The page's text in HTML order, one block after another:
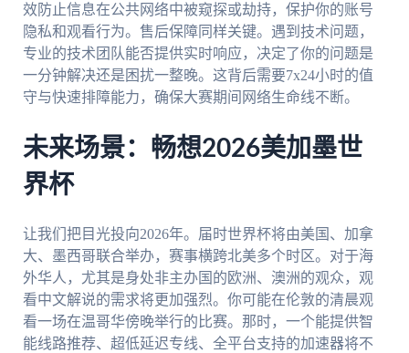
效防止信息在公共网络中被窥探或劫持，保护你的账号
隐私和观看行为。售后保障同样关键。遇到技术问题，
专业的技术团队能否提供实时响应，决定了你的问题是
一分钟解决还是困扰一整晚。这背后需要7x24小时的值
守与快速排障能力，确保大赛期间网络生命线不断。
未来场景：畅想2026美加墨世
界杯
让我们把目光投向2026年。届时世界杯将由美国、加拿
大、墨西哥联合举办，赛事横跨北美多个时区。对于海
外华人，尤其是身处非主办国的欧洲、澳洲的观众，观
看中文解说的需求将更加强烈。你可能在伦敦的清晨观
看一场在温哥华傍晚举行的比赛。那时，一个能提供智
能线路推荐、超低延迟专线、全平台支持的加速器将不